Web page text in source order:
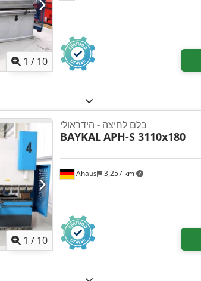
1 / 10
1 / 10
Ahaus 3,257 km
בלם לחיצה - הידראולי
BAYKALAPH-S 3110x180